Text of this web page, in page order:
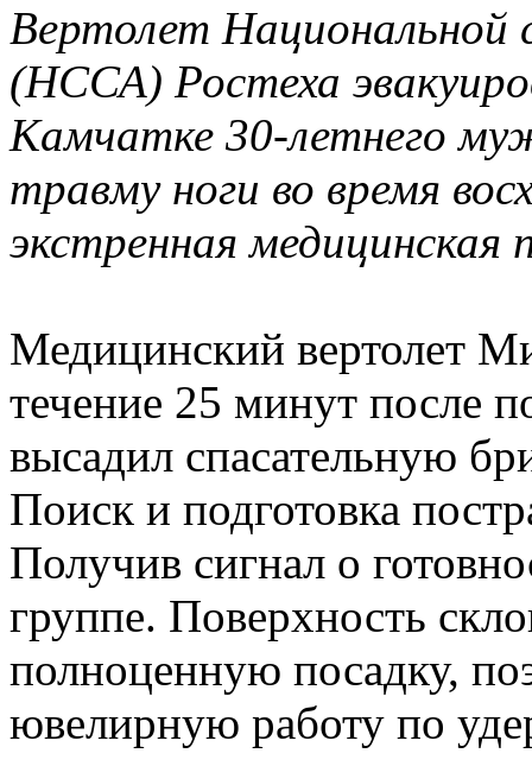
Вертолет Национальной
(НССА) Ростеха
Камчатке 30-летнего
травму ноги во время
экстренная медицинская
Медицинский вертолет
течение 25 минут после
высадил спасательную
Поиск и подготовка
Получив сигнал о
группе. Поверхность
полноценную посадку,
ювелирную работу по